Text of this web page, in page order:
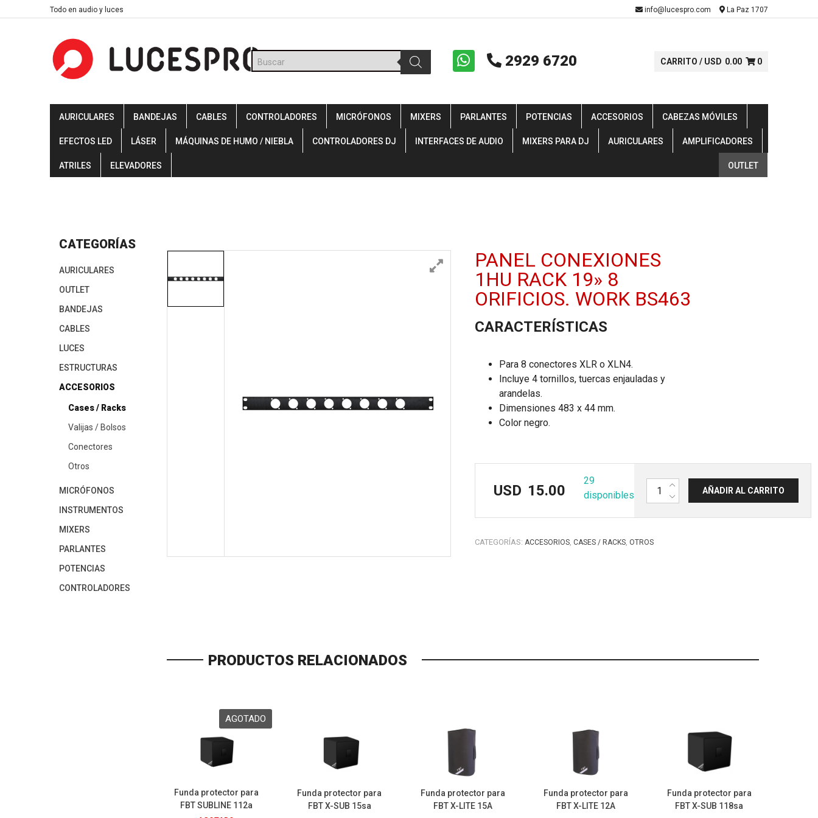
to
Todo en audio y luces info@lucespro.com La Paz 1707
Búsqueda
de
productos
2929 6720 CARRITO / USD 0.00 0
AURICULARES BANDEJAS CABLES CONTROLADORES MICRÓFONOS MIXERS PARLANTES POTENCIAS ACCESORIOS CABEZAS MÓVILES
EFECTOS LED LÁSER MÁQUINAS DE HUMO / NIEBLA CONTROLADORES DJ INTERFACES DE AUDIO MIXERS PARA DJ AURICULARES AMPLIFICADORES
ATRILES ELEVADORES OUTLET
PANEL CONEXIONES
1HU RACK 19» 8
ORIFICIOS. WORK BS463
CARACTERÍSTICAS
Para 8 conectores XLR o XLN4.
Incluye 4 tornillos, tuercas enjauladas y
arandelas.
Dimensiones 483 x 44 mm.
Color negro.
USD 15.00
29
disponibles
Panel conexiones 1HU rack 19'' 8
AÑADIR AL CARRITO
CATEGORÍAS: ACCESORIOS, CASES / RACKS, OTROS
PRODUCTOS RELACIONADOS
Funda protector para
FBT SUBLINE 112a
Funda protector para
FBT X-SUB 15sa
Funda protector para
FBT X-LITE 15A
Funda protector para
FBT X-LITE 12A
Funda protector para
FBT X-SUB 118sa
CATEGORÍAS
AURICULARES
OUTLET
BANDEJAS
CABLES
LUCES
ESTRUCTURAS
ACCESORIOS
Cases / Racks
Valijas / Bolsos
Conectores
Otros
MICRÓFONOS
INSTRUMENTOS
MIXERS
PARLANTES
POTENCIAS
CONTROLADORES